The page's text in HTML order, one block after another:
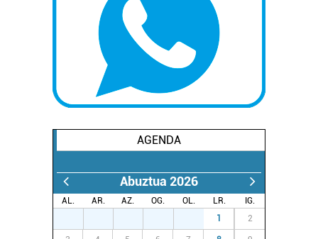
AGENDA
Abuztua 2026
AL. AR. AZ. OG. OL. LR.
IG.
1 2